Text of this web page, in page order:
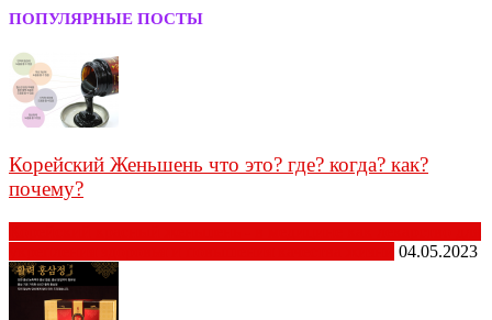
ПОПУЛЯРНЫЕ ПОСТЫ
Корейский Женьшень что это? где? когда? как?
почему?
04.05.2023